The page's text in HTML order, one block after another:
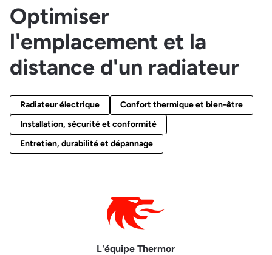
Optimiser
l'emplacement et la
distance d'un radiateur
Radiateur électrique
Confort thermique et bien-être
Installation, sécurité et conformité
Entretien, durabilité et dépannage
L'équipe Thermor